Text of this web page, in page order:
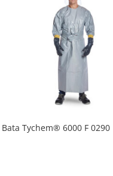
Bata Tychem® 6000 F 0290